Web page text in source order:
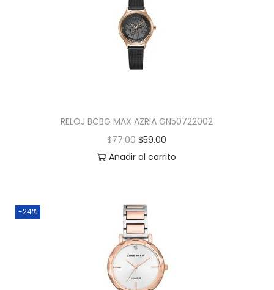
RELOJ BCBG MAX AZRIA GN50722002
$77.00 $59.00
Añadir al carrito
-24%